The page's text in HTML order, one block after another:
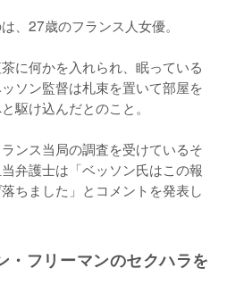
、27歳のフランス人女優。
に何かを入れられ、眠っている
ソン監督は札束を置いて部屋を
駆け込んだとのこと。
ンス当局の調査を受けているそ
弁護士は「ベッソン氏はこの報
ちました」とコメントを発表し
・フリーマンのセクハラを